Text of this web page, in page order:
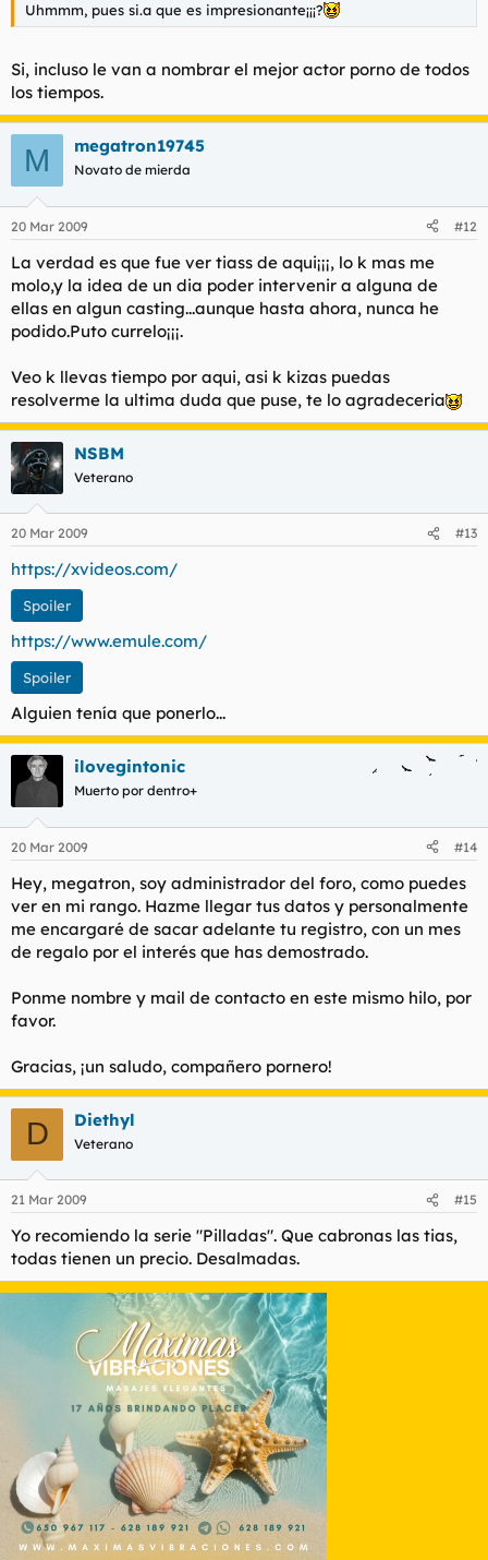
Uhmmm, pues si.a que es impresionante¡¡¡?
Si, incluso le van a nombrar el mejor actor porno de todos
los tiempos.
M megatron19745
Novato de mierda
20 Mar 2009 #12
La verdad es que fue ver tiass de aqui¡¡¡, lo k mas me
molo,y la idea de un dia poder intervenir a alguna de
ellas en algun casting...aunque hasta ahora, nunca he
podido.Puto currelo¡¡¡.
Veo k llevas tiempo por aqui, asi k kizas puedas
resolverme la ultima duda que puse, te lo agradeceria
NSBM
Veterano
20 Mar 2009 #13
https://xvideos.com/
Spoiler
https://www.emule.com/
Spoiler
Alguien tenía que ponerlo...
ilovegintonic
Muerto por dentro+
20 Mar 2009 #14
Hey, megatron, soy administrador del foro, como puedes
ver en mi rango. Hazme llegar tus datos y personalmente
me encargaré de sacar adelante tu registro, con un mes
de regalo por el interés que has demostrado.
Ponme nombre y mail de contacto en este mismo hilo, por
favor.
Gracias, ¡un saludo, compañero pornero!
D Diethyl
Veterano
21 Mar 2009 #15
Yo recomiendo la serie "Pilladas". Que cabronas las tias,
todas tienen un precio. Desalmadas.